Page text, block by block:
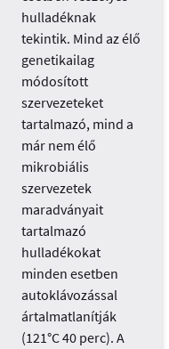
hulladéknak
tekintik. Mind az élő
genetikailag
módosított
szervezeteket
tartalmazó, mind a
már nem élő
mikrobiális
szervezetek
maradványait
tartalmazó
hulladékokat
minden esetben
autoklávozással
ártalmatlanítják
(121°C 40 perc). A